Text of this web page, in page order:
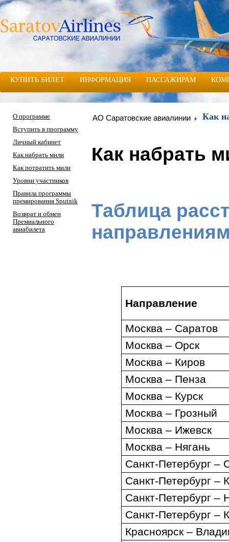
КУПИТЬ БИЛЕТ ИНФОРМАЦИЯ ПАССАЖИРАМ
О программе
Вступить в программу
Личный кабинет
Как набрать мили
Как потратить мили
Уровни участников
Правила программы
премирования Sputnik
Возврат и обмен
Премиального
авиабилета
АО Саратовские авиалинии Как
Как набрать
Таблица
Направление
Москва – Саратов
Москва – Орск
Москва – Киров
Москва – Пенза
Москва – Курск
Москва – Грозный
Москва – Ижевск
Москва – Нягань
Санкт-Петербург –
Санкт-Петербург –
Санкт-Петербург –
Санкт-Петербург –
Красноярск –